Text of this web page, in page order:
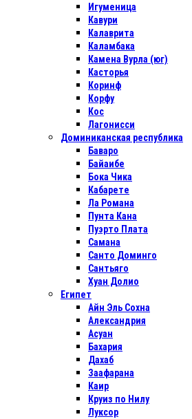
Игуменица
Кавури
Калаврита
Каламбака
Камена Вурла (юг)
Касторья
Коринф
Корфу
Кос
Лагонисси
Доминиканская республика
Баваро
Байаибе
Бока Чика
Кабарете
Ла Романа
Пунта Кана
Пуэрто Плата
Самана
Санто Доминго
Сантьяго
Хуан Долио
Египет
Айн Эль Сохна
Александрия
Асуан
Бахария
Дахаб
Заафарана
Каир
Круиз по Нилу
Луксор